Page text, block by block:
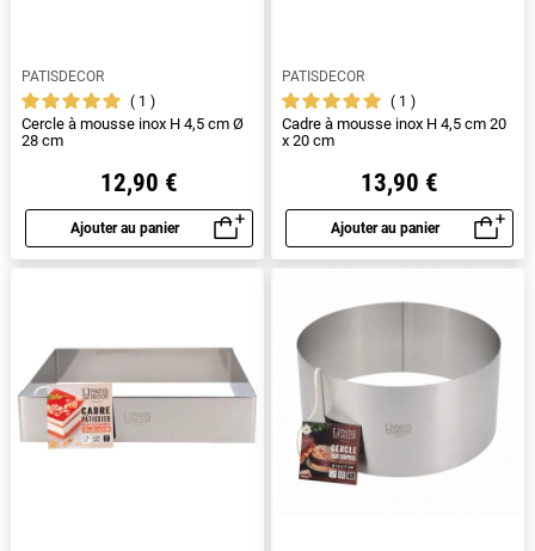
PATISDECOR
1
Cercle à mousse inox H 4,5 cm Ø
28 cm
12,90 €
Ajouter au panier
Aperçu rapide
PATISDECOR
1
Cadre à mousse inox H 4,5 cm 20
x 20 cm
13,90 €
Ajouter au panier
Aperçu rapide